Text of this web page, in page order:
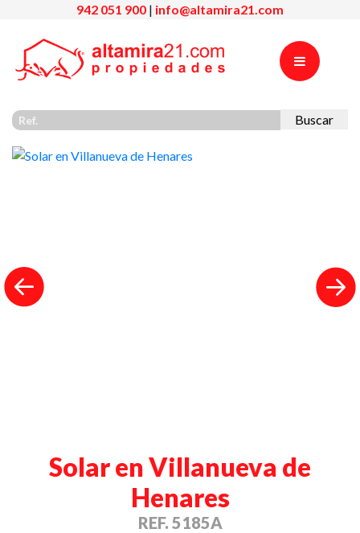
942 051 900 | info@altamira21.com
Buscar
Previous
Solar en Villanueva de
Henares
REF. 5185A